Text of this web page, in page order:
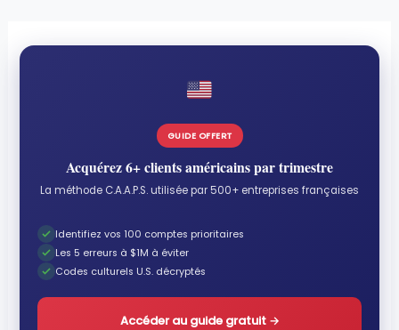
GUIDE OFFERT
Acquérez 6+ clients américains par trimestre
La méthode C.A.A.P.S. utilisée par 500+ entreprises françaises
Identifiez vos 100 comptes prioritaires
Les 5 erreurs à $1M à éviter
Codes culturels U.S. décryptés
Accéder au guide gratuit →